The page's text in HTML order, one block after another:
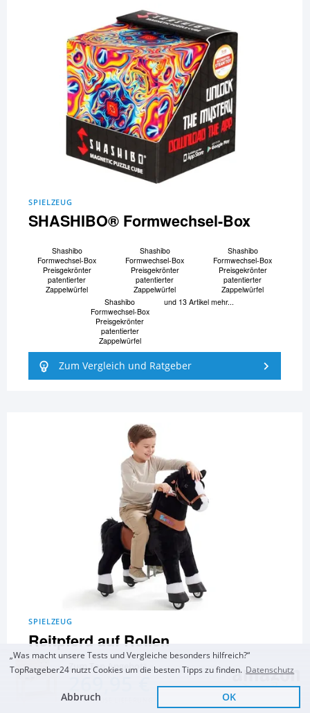
Zum Top Angebot
KOSTENLOSE LIEFERUNG
SPIELZEUG
SHASHIBO® Formwechsel-Box
Shashibo
Formwechsel-Box
Preisgekrönter
patentierter
Zappelwürfel
Shashibo
Formwechsel-Box
Preisgekrönter
patentierter
Zappelwürfel
Shashibo
Formwechsel-Box
Preisgekrönter
patentierter
Zappelwürfel
Shashibo
Formwechsel-Box
Preisgekrönter
patentierter
Zappelwürfel
und 13 Artikel mehr...
Zum Vergleich und Ratgeber
SPIELZEUG
Reitpferd auf Rollen
PonyCycle Reitpferd
PonyCycle Zebra
4 Jahre
PonyCycle Reitpferd
PonyCycle Offizielle
und 19 Artikel mehr...
„Was macht unsere Tests und Vergleiche besonders hilfreich?“
TopRatgeber24 nutzt Cookies um die besten Tipps zu finden. Datenschutz
Abbruch OK